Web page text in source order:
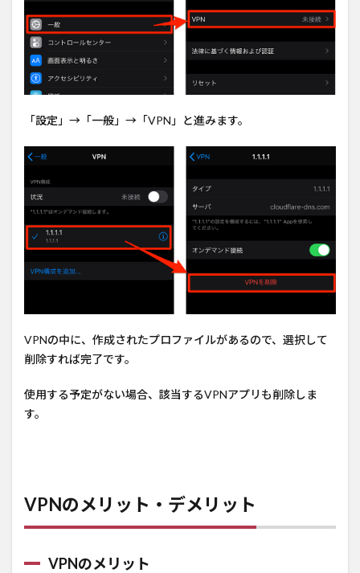
2.1
VPN
3
まと
め
「設定」→「一般」→「VPN」と進みます。
VPNの中に、作成されたプロファイルがあるので、選択して
削除すれば完了です。
使用する予定がない場合、該当するVPNアプリも削除しま
す。
VPNのメリット・デメリット
VPNのメリット